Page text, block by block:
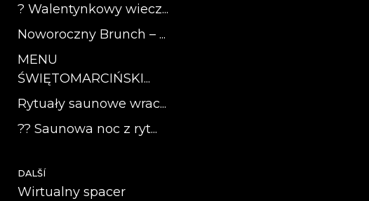
? Walentynkowy wiecz...
Noworoczny Brunch – ...
MENU
ŚWIĘTOMARCIŃSKI...
Rytuały saunowe wrac...
?? Saunowa noc z ryt...
DALŠÍ
Wirtualny spacer